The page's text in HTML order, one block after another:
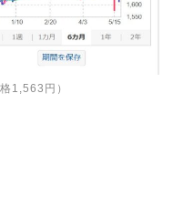
1,563円）